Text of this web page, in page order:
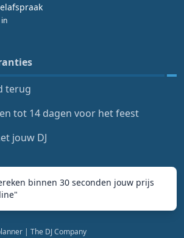
terug
tot 14 dagen voor het feest
jouw DJ
binnen 30 seconden jouw prijs
"
| The DJ Company